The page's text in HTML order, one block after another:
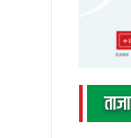
ताजा